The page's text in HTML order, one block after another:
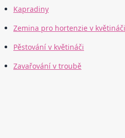
Kapradiny
Zemina pro hortenzie v květináči
Pěstování v květináči
Zavařování v troubě